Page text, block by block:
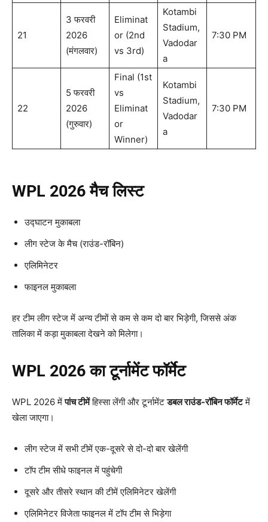
21
3 फरवरी
2026
(मंगलवार)
Eliminat
or (2nd
vs 3rd)
Kotambi
Stadium,
Vadodar
a
7:30 PM
22
5 फरवरी
2026
(गुरुवार)
Final (1st
vs
Eliminat
or
Winner)
Kotambi
Stadium,
Vadodar
a
7:30 PM
WPL 2026 मैच लिस्ट
उद्घाटन मुकाबला
लीग स्टेज के मैच (राउंड-रॉबिन)
एलिमिनेटर
फाइनल मुकाबला
हर टीम लीग स्टेज में अन्य टीमों से कम से कम दो बार भिड़ेगी, जिससे अंक
तालिका में कड़ा मुकाबला देखने को मिलेगा।
WPL 2026का टूर्नामेंट फॉर्मेट
WPL 2026 मेंपांच टीमेंहिस्सा लेंगी और टूर्नामेंटडबल राउंड-रॉबिन फॉर्मेटमें
खेला जाएगा।
लीग स्टेज में सभी टीमें एक-दूसरे से दो-दो बार खेलेंगी
टॉप टीम सीधे फाइनल में पहुंचेगी
दूसरे और तीसरे स्थान की टीमें एलिमिनेटर खेलेंगी
एलिमिनेटर विजेता फाइनल में टॉप टीम से भिड़ेगा